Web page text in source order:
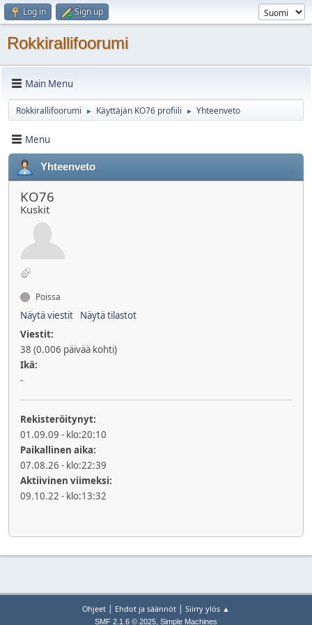
Log in Sign up
Rokkirallifoorumi
Main Menu
Rokkirallifoorumi ► Käyttäjän KO76 profiili ► Yhteenveto
Menu
Yhteenveto
KO76
Kuskit
Poissa
Näytä viestit
Näytä tilastot
Viestit:
38 (0.006 päivää kohti)
Ikä:
-
Rekisteröitynyt:
01.09.09 - klo:20:10
Paikallinen aika:
07.08.26 - klo:22:39
Aktiivinen viimeksi:
09.10.22 - klo:13:32
Ohjeet | Ehdot ja säännöt | Siirry ylös ▲
SMF 2.1.6 © 2025, Simple Machines